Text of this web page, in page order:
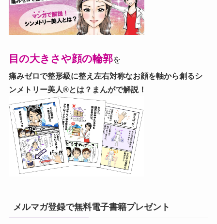
目の大きさや顔の輪郭を
痛みゼロで整形級に整え左右対称なお顔を軸から創るシ
ンメトリー美人®とは？まんがで解説！
メルマガ登録で無料電子書籍プレゼント